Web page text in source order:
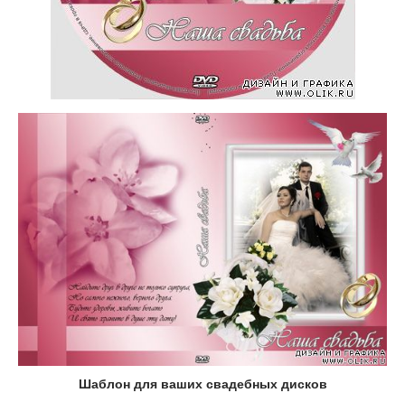
Шаблон для ваших cвадебных дисков